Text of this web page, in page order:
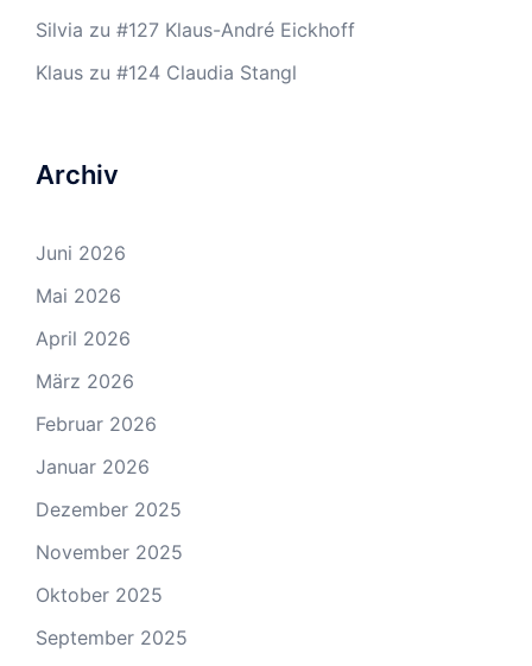
Silvia zu #127 Klaus-André Eickhoff
Klaus zu #124 Claudia Stangl
Archiv
Juni 2026
Mai 2026
April 2026
März 2026
Februar 2026
Januar 2026
Dezember 2025
November 2025
Oktober 2025
September 2025